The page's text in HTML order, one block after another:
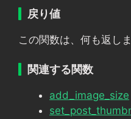
戻り値
この関数は、何も返しま
関連する関数
add_image_size